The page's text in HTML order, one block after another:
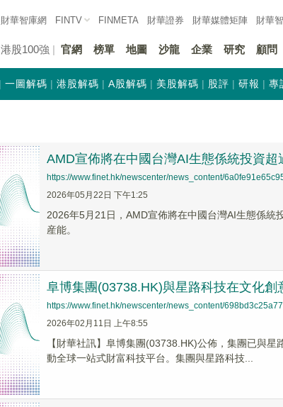
財華智庫網 FINTV FINMETA 財華證券 財華媒體矩陣 財華
港股100強 官網 榜單 地圖 沙龍 企業 研究 顧問
一圖解碼 港股解碼 A股解碼 美股解碼 股評 研報 專
AMD宣佈將在中國台灣AI生態係統投資
https://www.finet.hk/newscenter/news_content/
2026年05月22日 下午1:25
2026年5月21日，AMD宣佈將在中國台灣AI生態係統
産能。
阜博集團(03738.HK)與星路科技在文化
https://www.finet.hk/newscenter/news_content/
2026年02月11日 上午8:55
【財華社訊】阜博集團(03738.HK)公佈，集團已與
動全球一站式財富科技平台。集團與星路科技...